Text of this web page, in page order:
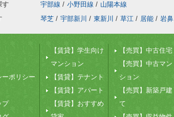
す
宇部線 / 小野田線 / 山陽本線
琴芝 / 宇部新川 / 東新川 / 草江 / 居能 / 岩鼻
ーポリシー
プ
【賃貸】学生向け
マンション
【賃貸】テナント
【賃貸】アパート
【賃貸】おすすめ
【売買】中古住宅
【売買】中古マン
ション
【売買】新築戸建
て